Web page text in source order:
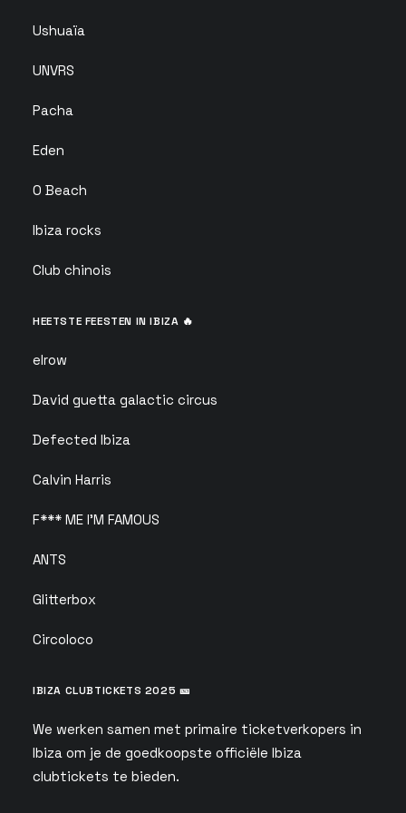
Ushuaïa
UNVRS
Pacha
Eden
O Beach
Ibiza rocks
Club chinois
HEETSTE FEESTEN IN IBIZA 🔥
elrow
David guetta galactic circus
Defected Ibiza
Calvin Harris
F*** ME I'M FAMOUS
ANTS
Glitterbox
Circoloco
IBIZA CLUBTICKETS 2025 🎫
We werken samen met primaire ticketverkopers in
Ibiza om je de goedkoopste officiële Ibiza
clubtickets te bieden.